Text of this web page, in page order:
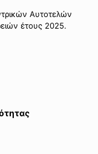
Αυτοτελών
έτους 2025.